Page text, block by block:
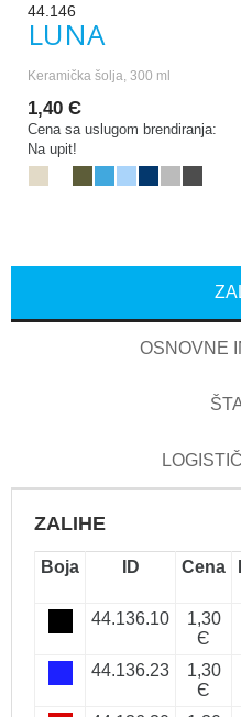
44.146
LUNA
Keramička šolja, 300 ml
1,40 Є
Cena sa uslugom brendiranja:
Na upit!
OSNOVNE
ZALIHE
Boja ID Cena
44.136.10
1,30
Є
44.136.23
1,30
Є